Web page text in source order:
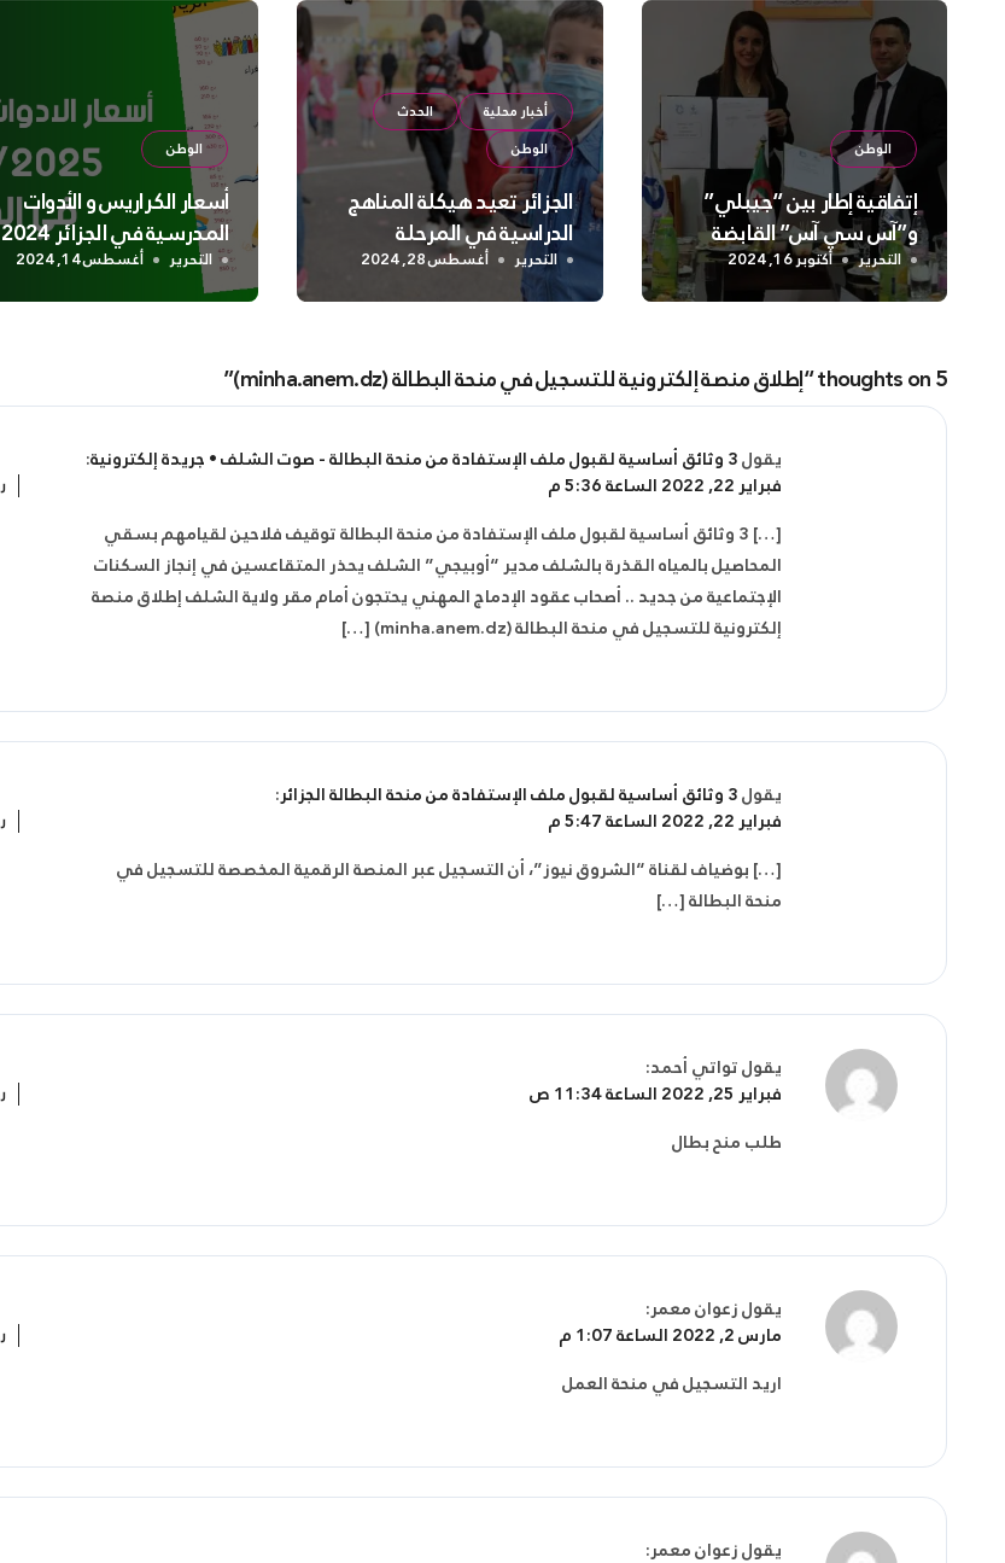
الوطن
إتفاقية إطار بين “جيبلي”
و”آس سي آس” القابضة
التحرير أكتوبر 16, 2024
أخبار محلية
الحدث
الوطن
الجزائر تعيد هيكلة المناهج
الدراسية في المرحلة
الابتدائية
التحرير أغسطس 28, 2024
الوطن
أسعار الكراريس و الأدوات
المدرسية في الجزائر 2024
التحرير أغسطس 14, 2024
5 thoughts on “إطلاق منصة إلكترونية للتسجيل في منحة البطالة (minha.anem.dz)”
يقول3 وثائق أساسية لقبول ملف الإستفادة من منحة البطالة - صوت الشلف • جريدة إلكترونية
:
فبراير 22, 2022 الساعة 5:36 م
[…] 3 وثائق أساسية لقبول ملف الإستفادة من منحة البطالة توقيف فلاحين لقيامهم بسقي
المحاصيل بالمياه القذرة بالشلف مدير “أوبيجي” الشلف يحذر المتقاعسين في إنجاز السكنات
الإجتماعية من جديد .. أصحاب عقود الإدماج المهني يحتجون أمام مقر ولاية الشلف‎‎ إطلاق منصة
إلكترونية للتسجيل في منحة البطالة (minha.anem.dz) […]
يقول3 وثائق أساسية لقبول ملف الإستفادة من منحة البطالة الجزائر
:
فبراير 22, 2022 الساعة 5:47 م
[…] بوضياف لقناة “الشروق نيوز”، أن التسجيل عبر المنصة الرقمية المخصصة للتسجيل في
منحة البطالة […]
يقولتواتي أحمد:
فبراير 25, 2022 الساعة 11:34 ص
طلب منح بطال
يقولزعوان معمر:
مارس 2, 2022 الساعة 1:07 م
اريد التسجيل في منحة العمل
يقولزعوان معمر: